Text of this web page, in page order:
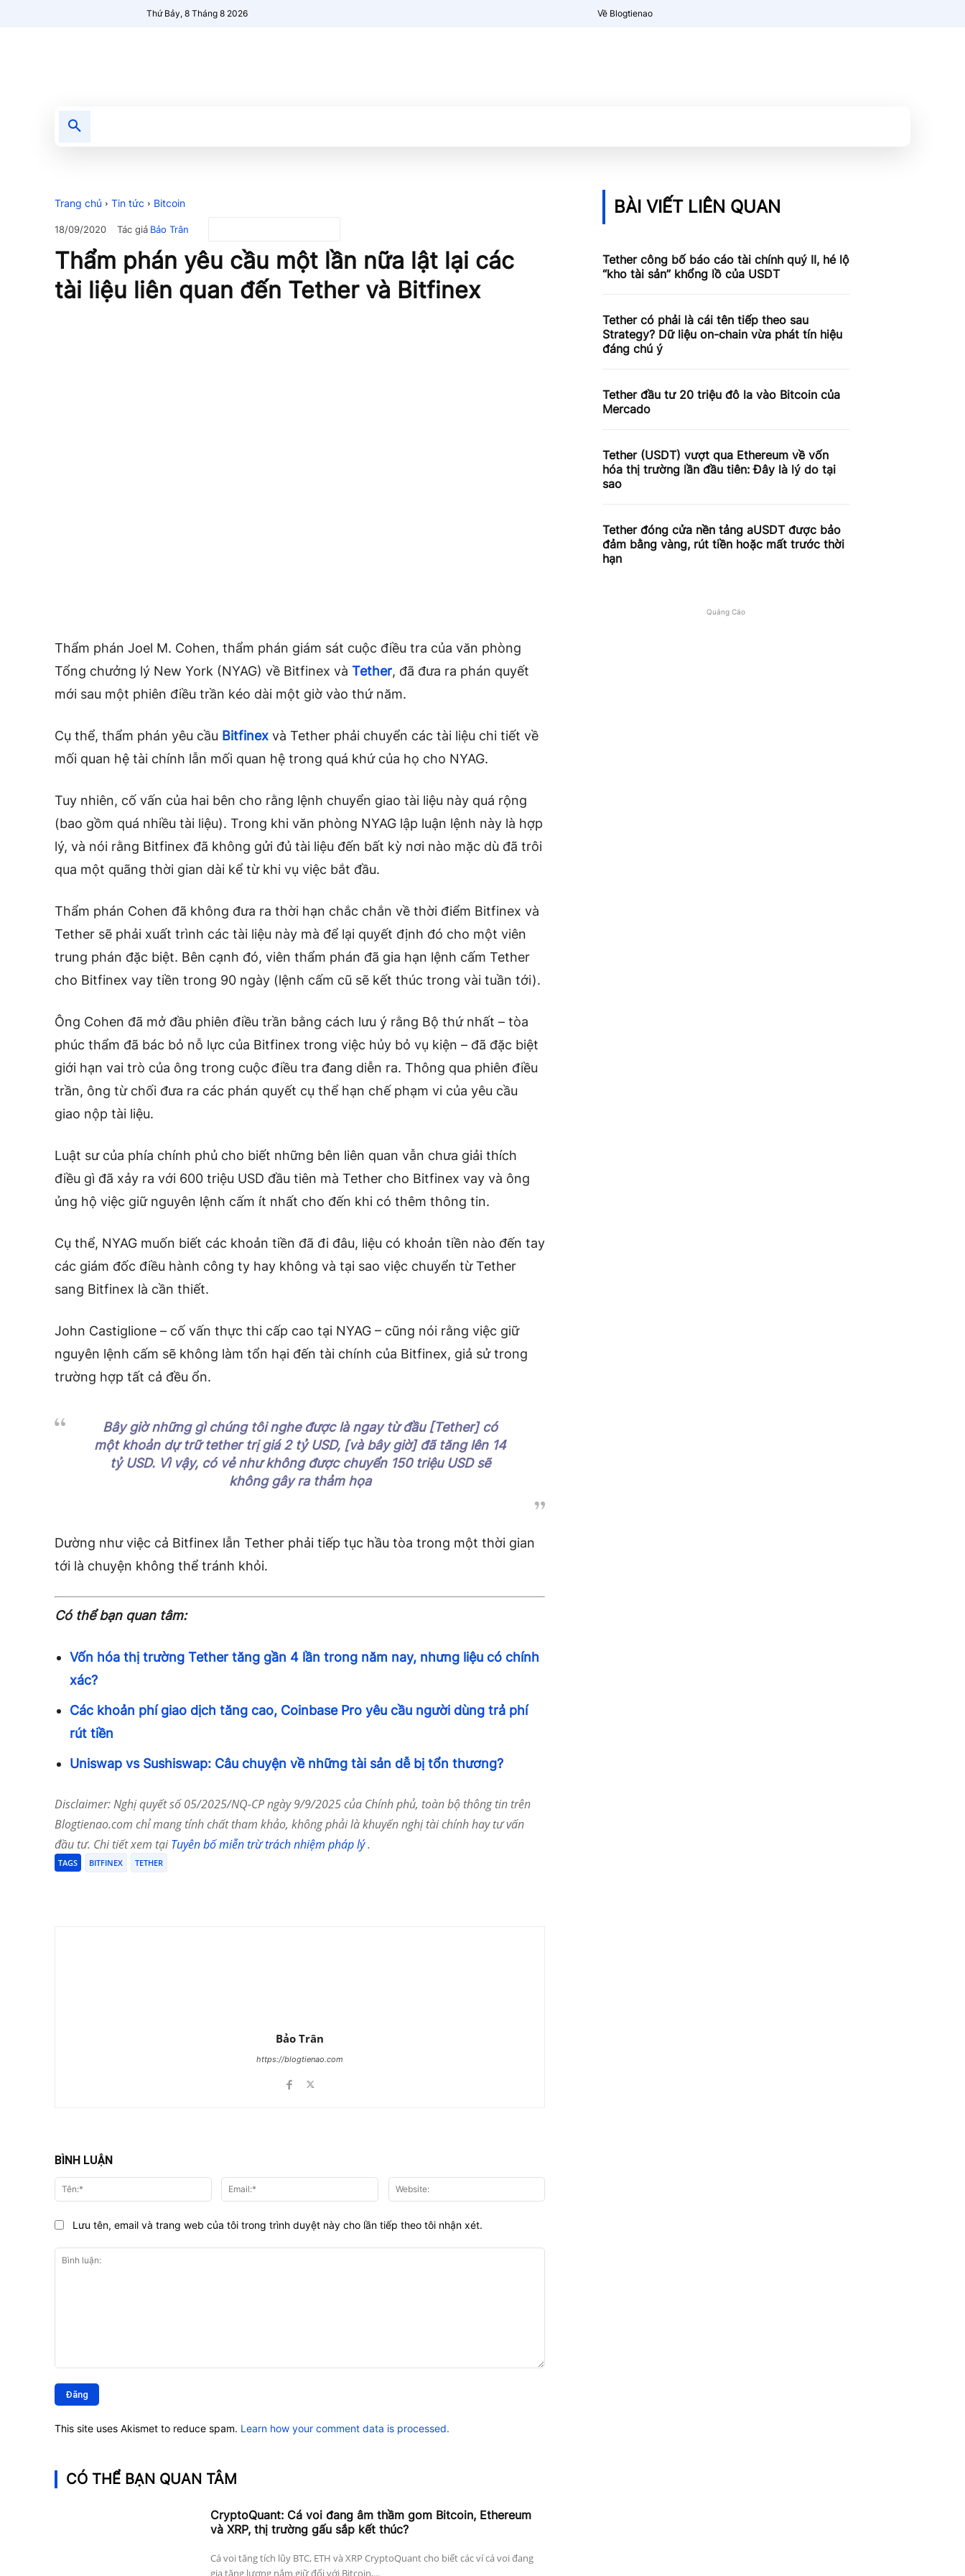
Thứ Bảy, 8 Tháng 8 2026 Về Blogtienao
Trang chủ Tin tức Bitcoin
18/09/2020 Tác giả Bảo Trân
Thẩm phán yêu cầu một lần nữa lật lại các
tài liệu liên quan đến Tether và Bitfinex
Thẩm phán Joel M. Cohen, thẩm phán giám sát cuộc điều tra của văn phòng
Tổng chưởng lý New York (NYAG) về Bitfinex và Tether, đã đưa ra phán quyết
mới sau một phiên điều trần kéo dài một giờ vào thứ năm.
Cụ thể, thẩm phán yêu cầu Bitfinex và Tether phải chuyển các tài liệu chi tiết về
mối quan hệ tài chính lẫn mối quan hệ trong quá khứ của họ cho NYAG.
Tuy nhiên, cố vấn của hai bên cho rằng lệnh chuyển giao tài liệu này quá rộng
(bao gồm quá nhiều tài liệu). Trong khi văn phòng NYAG lập luận lệnh này là hợp
lý, và nói rằng Bitfinex đã không gửi đủ tài liệu đến bất kỳ nơi nào mặc dù đã trôi
qua một quãng thời gian dài kể từ khi vụ việc bắt đầu.
Thẩm phán Cohen đã không đưa ra thời hạn chắc chắn về thời điểm Bitfinex và
Tether sẽ phải xuất trình các tài liệu này mà để lại quyết định đó cho một viên
trung phán đặc biệt. Bên cạnh đó, viên thẩm phán đã gia hạn lệnh cấm Tether
cho Bitfinex vay tiền trong 90 ngày (lệnh cấm cũ sẽ kết thúc trong vài tuần tới).
Ông Cohen đã mở đầu phiên điều trần bằng cách lưu ý rằng Bộ thứ nhất – tòa
phúc thẩm đã bác bỏ nỗ lực của Bitfinex trong việc hủy bỏ vụ kiện – đã đặc biệt
giới hạn vai trò của ông trong cuộc điều tra đang diễn ra. Thông qua phiên điều
trần, ông từ chối đưa ra các phán quyết cụ thể hạn chế phạm vi của yêu cầu
giao nộp tài liệu.
Luật sư của phía chính phủ cho biết những bên liên quan vẫn chưa giải thích
điều gì đã xảy ra với 600 triệu USD đầu tiên mà Tether cho Bitfinex vay và ông
ủng hộ việc giữ nguyên lệnh cấm ít nhất cho đến khi có thêm thông tin.
Cụ thể, NYAG muốn biết các khoản tiền đã đi đâu, liệu có khoản tiền nào đến tay
các giám đốc điều hành công ty hay không và tại sao việc chuyển từ Tether
sang Bitfinex là cần thiết.
John Castiglione – cố vấn thực thi cấp cao tại NYAG – cũng nói rằng việc giữ
nguyên lệnh cấm sẽ không làm tổn hại đến tài chính của Bitfinex, giả sử trong
trường hợp tất cả đều ổn.
Bây giờ những gì chúng tôi nghe được là ngay từ đầu [Tether] có
một khoản dự trữ tether trị giá 2 tỷ USD, [và bây giờ] đã tăng lên 14
tỷ USD. Vì vậy, có vẻ như không được chuyển 150 triệu USD sẽ
không gây ra thảm họa
Dường như việc cả Bitfinex lẫn Tether phải tiếp tục hầu tòa trong một thời gian
tới là chuyện không thể tránh khỏi.
Có thể bạn quan tâm:
Vốn hóa thị trường Tether tăng gần 4 lần trong năm nay, nhưng liệu có chính
xác?
Các khoản phí giao dịch tăng cao, Coinbase Pro yêu cầu người dùng trả phí
rút tiền
Uniswap vs Sushiswap: Câu chuyện về những tài sản dễ bị tổn thương?
Disclaimer: Nghị quyết số 05/2025/NQ-CP ngày 9/9/2025 của Chính phủ, toàn bộ thông tin trên
Blogtienao.com chỉ mang tính chất tham khảo, không phải là khuyến nghị tài chính hay tư vấn
đầu tư. Chi tiết xem tạiTuyên bố miễn trừ trách nhiệm pháp lý.
TAGS BITFINEX TETHER
Bảo Trân
https://blogtienao.com
BÌNH LUẬN
luận:
Tên:* Email:*
Lưu tên, email và trang web của tôi trong trình duyệt này cho lần tiếp theo tôi nhận xét.
This site uses Akismet to reduce spam. Learn how your comment data is processed.
CÓ THỂ BẠN QUAN TÂM
CryptoQuant: Cá voi đang âm thầm gom Bitcoin, Ethereum
và XRP, thị trường gấu sắp kết thúc?
Cá voi tăng tích lũy BTC, ETH và XRP CryptoQuant cho biết các ví cá voi đang
gia tăng lượng nắm giữ đối với Bitcoin,...
BÀI VIẾT LIÊN QUAN
Tether công bố báo cáo tài chính quý II, hé lộ
“kho tài sản” khổng lồ của USDT
Tether có phải là cái tên tiếp theo sau
Strategy? Dữ liệu on-chain vừa phát tín hiệu
đáng chú ý
Tether đầu tư 20 triệu đô la vào Bitcoin của
Mercado
Tether (USDT) vượt qua Ethereum về vốn
hóa thị trường lần đầu tiên: Đây là lý do tại
sao
Tether đóng cửa nền tảng aUSDT được bảo
đảm bằng vàng, rút ​​tiền hoặc mất trước thời
hạn
Quảng Cáo